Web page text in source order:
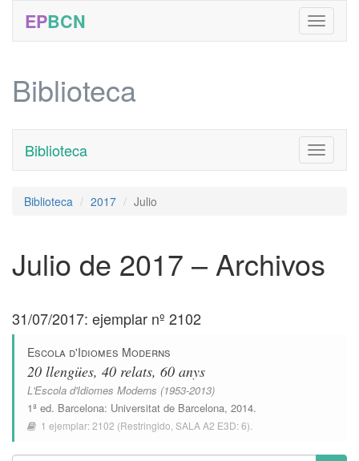
EPBCN
Biblioteca
Toggle
Biblioteca
Biblioteca 2017 Julio
Julio de 2017 – Archivos
31/07/2017: ejemplar nº 2102
Escola d'Idiomes Moderns
20 llengües, 40 relats, 60 anys
L'Escola d'Idiomes Moderns (1953-2013)
1ª ed. Barcelona: Universitat de Barcelona, 2014.
1 ejemplar:2102 (Restringido, SALA A2 E3D: 6).